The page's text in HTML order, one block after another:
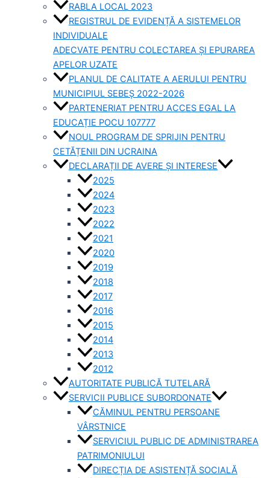
RABLA LOCAL 2023
REGISTRUL DE EVIDENȚĂ A SISTEMELOR
INDIVIDUALE
ADECVATE PENTRU COLECTAREA ȘI EPURAREA
APELOR UZATE
PLANUL DE CALITATE A AERULUI PENTRU
MUNICIPIUL SEBEȘ 2022-2026
PARTENERIAT PENTRU ACCES EGAL LA
EDUCAȚIE POCU 107777
NOUL PROGRAM DE SPRIJIN PENTRU
CETĂȚENII DIN UCRAINA
DECLARAȚII DE AVERE ȘI INTERESE
2025
2024
2023
2022
2021
2020
2019
2018
2017
2016
2015
2014
2013
2012
AUTORITATE PUBLICĂ TUTELARĂ
SERVICII PUBLICE SUBORDONATE
CĂMINUL PENTRU PERSOANE
VÂRSTNICE
SERVICIUL PUBLIC DE ADMINISTRAREA
PATRIMONIULUI
DIRECȚIA DE ASISTENȚĂ SOCIALĂ